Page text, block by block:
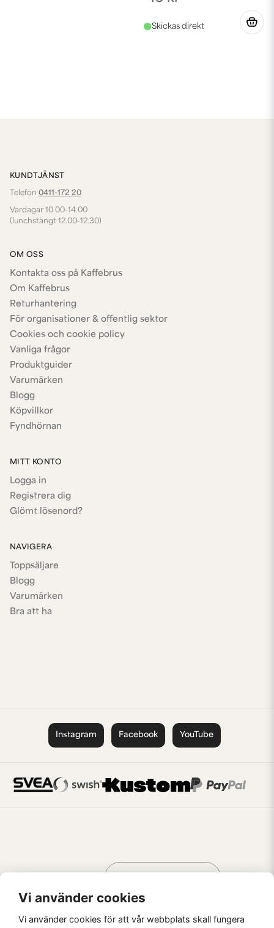
KUNDTJÄNST
Telefon 0411-172 20
Vardagar 10.00-14.00
(lunchstängt 12.00-12.30)
OM OSS
Kontakta oss på Kaffebrus
Om Kaffebrus
Returhantering
För organisationer & offentlig sektor
Cookies och cookie policy
Vanliga frågor
Produktguider
Varumärken
Blogg
Köpvillkor
Fyndhörnan
MITT KONTO
Logga in
Registrera dig
Glömt lösenord?
NAVIGERA
Toppsäljare
Blogg
Varumärken
Bra att ha
Instagram Facebook YouTube
AV KREATÖRER
Vi använder cookies
Vi använder cookies för att vår webbplats skall fungera